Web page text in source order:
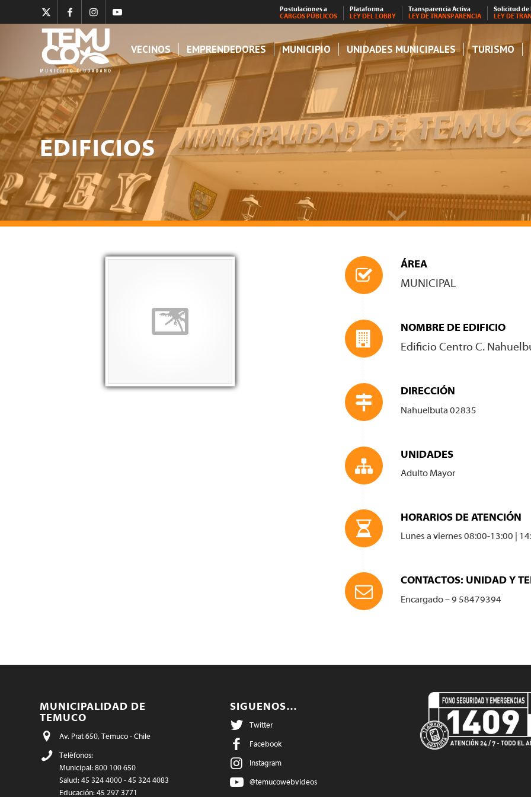
Postulaciones a
CARGOS PÚBLICOS
Plataforma
LEY DEL LOBBY
Transparencia Activa
LEY DE TRANSPARENCIA
Solicitud
LEY DE
VECINOS EMPRENDEDORES MUNICIPIO UNIDADES MUNICIPALES TURISMO
EDIFICIOS
Nahuelbuta
Pronto!
ÁREA
MUNICIPAL
NOMBRE DE EDIFICIO
Edificio Centro C.
DIRECCIÓN
Nahuelbuta 02835
UNIDADES
Adulto Mayor
HORARIOS DE ATENCIÓN
Lunes a viernes 08:00-13:00 |
CONTACTOS: UNIDAD Y
Encargado – 9 58479394
MUNICIPALIDAD DE
TEMUCO
Av. Prat 650, Temuco - Chile
Teléfonos:
Municipal: 800 100 650
Salud: 45 324 4000 - 45 324 4083
Educación: 45 297 3771
SIGUENOS…
Twitter
Facebook
Instagram
@temucowebvideos